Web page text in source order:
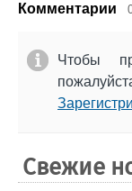
Комментарии
Чтобы
Свежие